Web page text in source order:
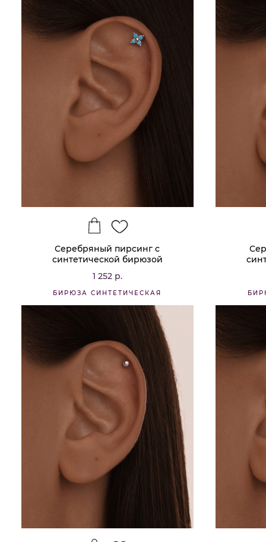
Серебряный пирсинг с
синтетической бирюзой
1 252 р.
БИРЮЗА СИНТЕТИЧЕСКАЯ